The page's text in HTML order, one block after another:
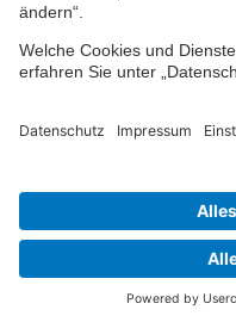
Übernehmen
© 2024-2026 VPV
Impressum